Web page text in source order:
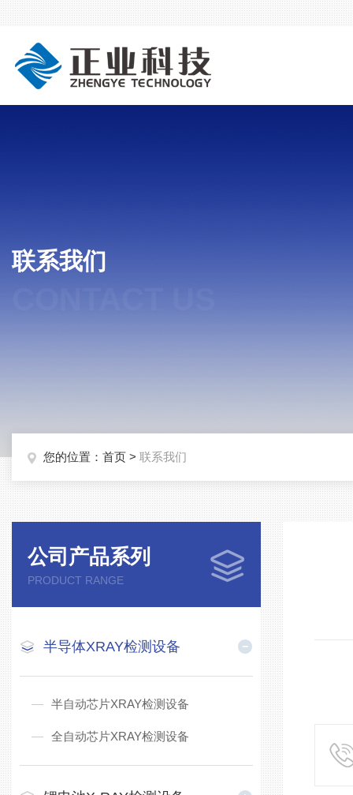
联系我们
您的位置： 首页 > 联系我们
公司产品系列
PRODUCT RANGE
半导体XRAY检测设备
半自动芯片XRAY检测设备
全自动芯片XRAY检测设备